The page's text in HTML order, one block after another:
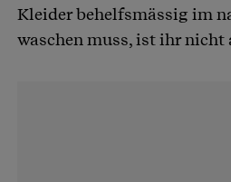
Kleider behelfsmässig im
waschen muss, ist ihr nicht